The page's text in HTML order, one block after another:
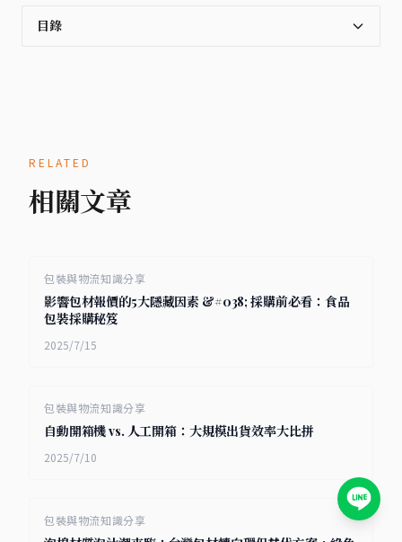
目錄
RELATED
相關文章
包裝與物流知識分享
影響包材報價的5大隱藏因素 &#038; 採購前必看：食品
包裝採購秘笈
2025/7/15
包裝與物流知識分享
自動開箱機 vs. 人工開箱：大規模出貨效率大比拼
2025/7/10
包裝與物流知識分享